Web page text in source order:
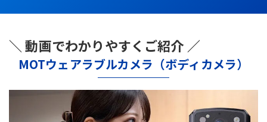
＼ 動画でわかりやすくご紹介 ／
MOTウェアラブルカメラ（ボディカメラ）